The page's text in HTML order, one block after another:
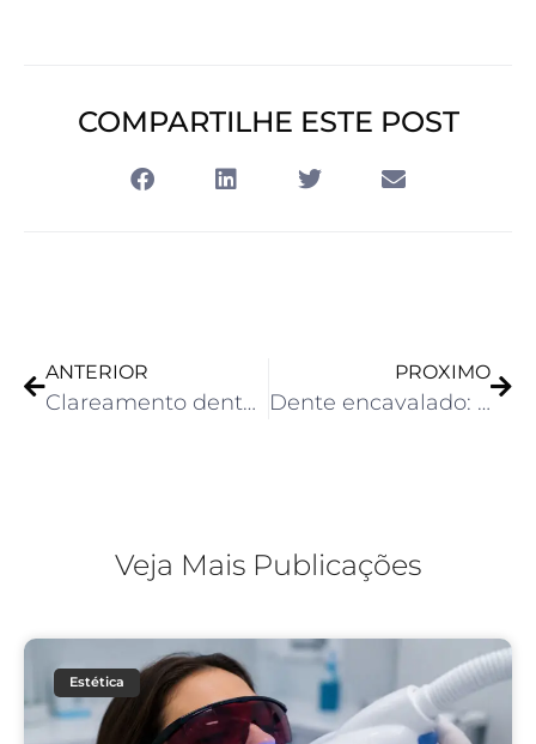
COMPARTILHE ESTE POST
ANTERIOR
Clareamento dental: devo fazer antes ou depois de outro tratamento?
PROXIMO
Dente encavalado: o que é, quais as complicações e como tratar?
Veja Mais Publicações
Estética